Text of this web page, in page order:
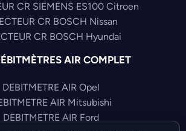
CR SIEMENS ES100 Citroen
CR BOSCH Nissan
CR BOSCH Hyundai
AIR COMPLET
DEBITMETRE AIR Opel
AIR Mitsubishi
DEBITMETRE AIR Ford